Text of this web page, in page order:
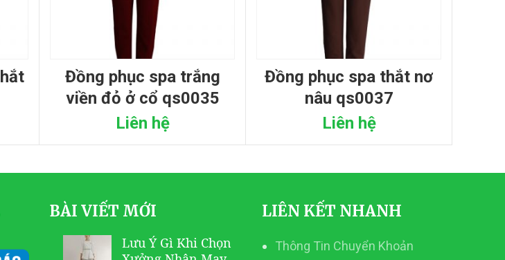
đồng phục spa trắng
viền đỏ ở cổ qs0035
Liên hệ
đồng phục spa thắt nơ
nâu qs0037
Liên hệ
BÀI VIẾT MỚI
Lưu Ý Gì Khi Chọn
LIÊN KẾT NHANH
Thông Tin Chuyển Khoản